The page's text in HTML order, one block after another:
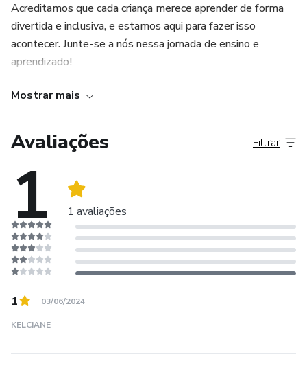
Acreditamos que cada criança merece aprender de forma
divertida e inclusiva, e estamos aqui para fazer isso
acontecer. Junte-se a nós nessa jornada de ensino e
aprendizado!
Aviso Importante
Professor;
❌ Qualquer prática de SPAM.
❌ Anúncios com promessas falsas ou exageradas.
Mostrar mais
Avaliações
1 1 avaliações
Filtrar
1 03/06/2024
KELCIANE